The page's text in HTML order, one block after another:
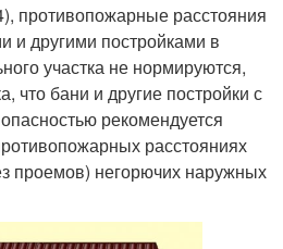
противопожарные расстояния
другими постройками в
участка не нормируются,
что бани и другие постройки с
рекомендуется
расстояниях
проемов) негорючих наружных